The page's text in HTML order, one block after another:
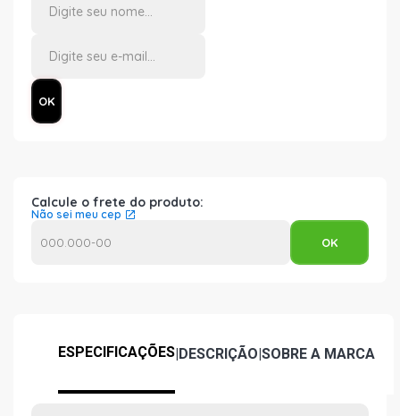
Calcule o frete do produto:
Não sei meu cep
ESPECIFICAÇÕES|DESCRIÇÃO|SOBRE A MARCA